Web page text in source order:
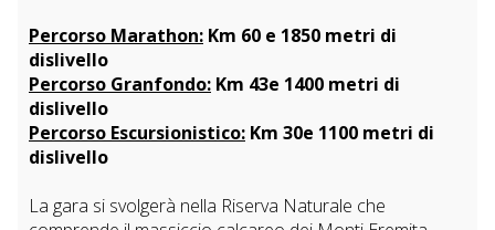
Percorso Marathon: Km 60 e 1850 metri di
dislivello
Percorso Granfondo: Km 43e 1400 metri di
dislivello
Percorso Escursionistico: Km 30e 1100 metri di
dislivello
La gara si svolgerà nella Riserva Naturale che